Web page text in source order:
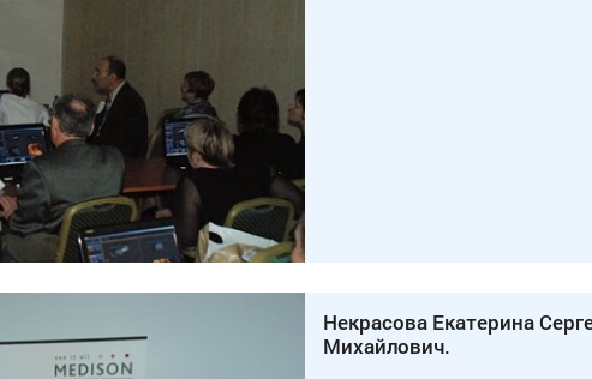
Некрасова Екатерина
Михайлович.